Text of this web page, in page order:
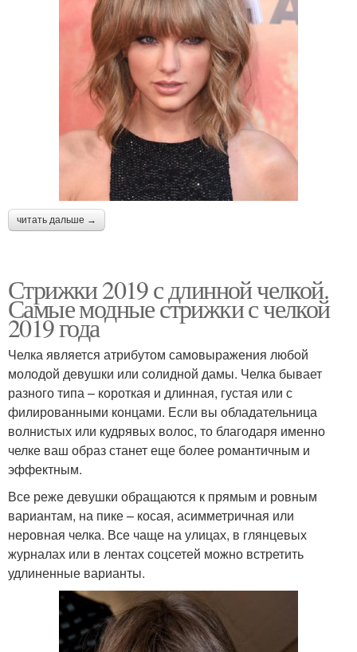
читать дальше →
Стрижки 2019 с длинной челкой.
Самые модные стрижки с челкой
2019 года
Челка является атрибутом самовыражения любой
молодой девушки или солидной дамы. Челка бывает
разного типа – короткая и длинная, густая или с
филированными концами. Если вы обладательница
волнистых или кудрявых волос, то благодаря именно
челке ваш образ станет еще более романтичным и
эффектным.
Все реже девушки обращаются к прямым и ровным
вариантам, на пике – косая, асимметричная или
неровная челка. Все чаще на улицах, в глянцевых
журналах или в лентах соцсетей можно встретить
удлиненные варианты.